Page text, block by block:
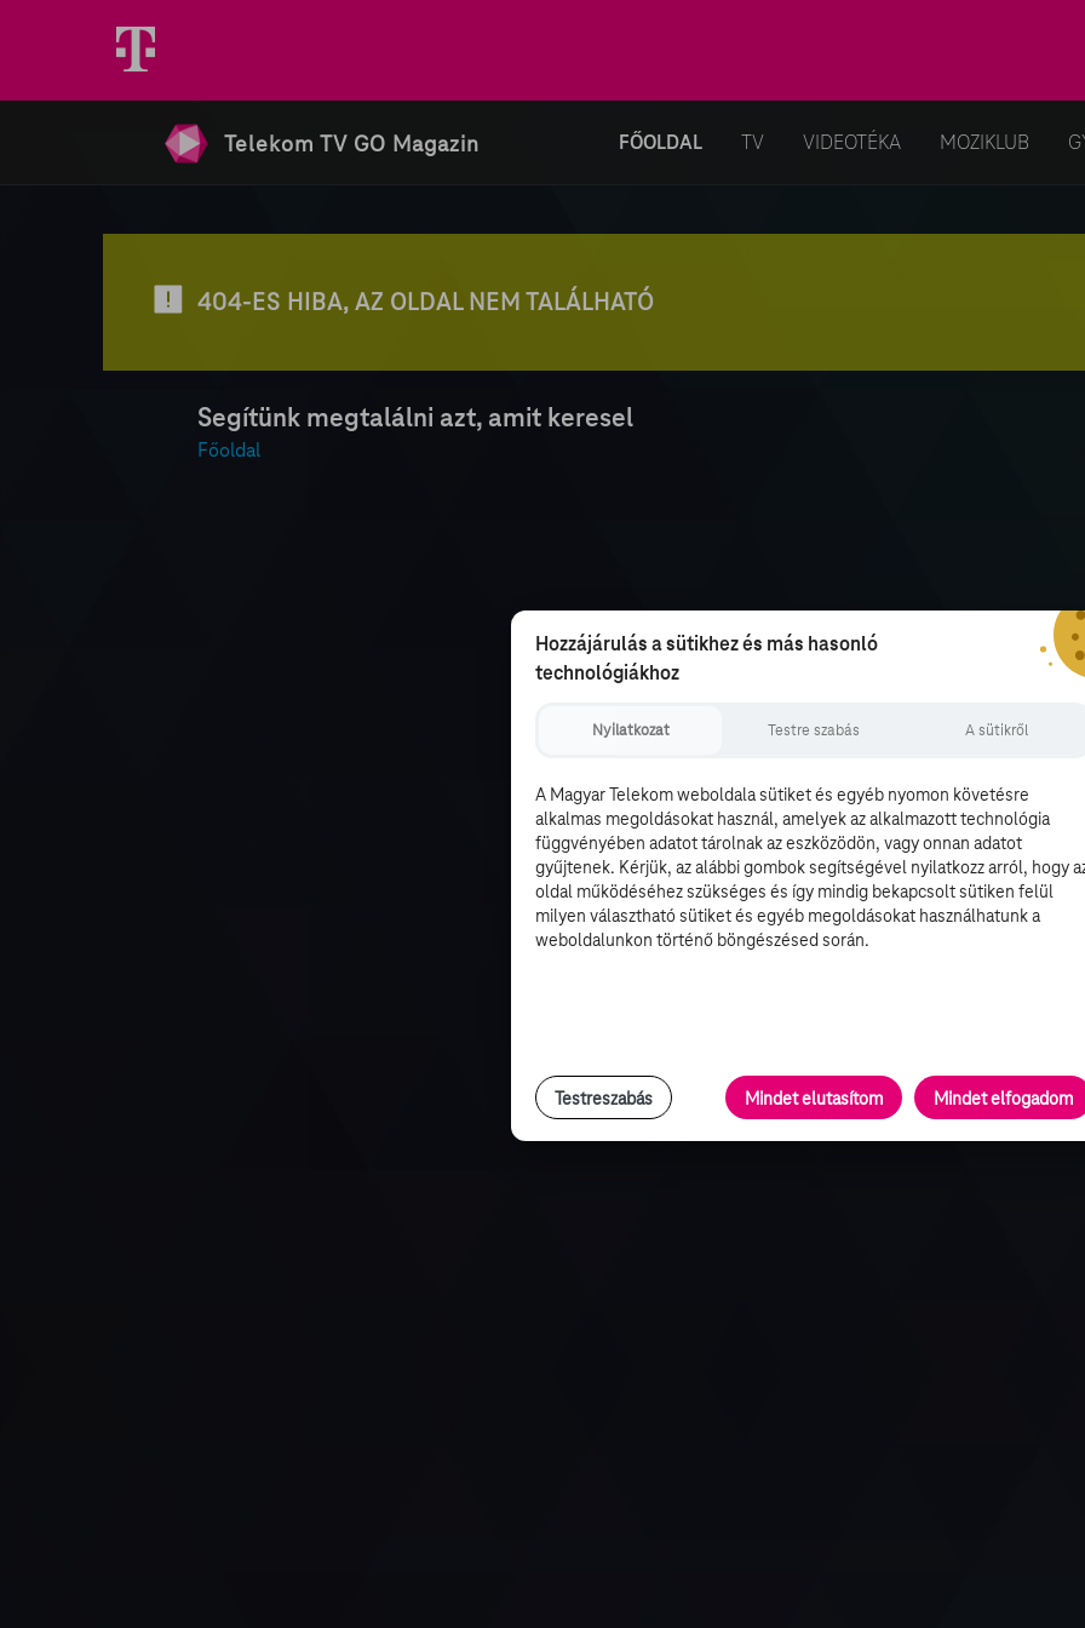
Telekom TV GO Magazin FŐOLDAL TV VIDEOTÉKA MOZIKLUB
404-ES HIBA, AZ OLDAL NEM TALÁLHATÓ
Segítünk megtalálni azt, amit keresel
Főoldal
Hozzájárulás a sütikhez és más hasonló
technológiákhoz
Nyilatkozat Testre szabás A sütikről
A Magyar Telekom weboldala sütiket és egyéb nyomon követésre
alkalmas megoldásokat használ, amelyek az alkalmazott technológia
függvényében adatot tárolnak az eszközödön, vagy onnan adatot
gyűjtenek. Kérjük, az alábbi gombok segítségével nyilatkozz arról, hogy
oldal működéséhez szükséges és így mindig bekapcsolt sütiken felül
milyen választható sütiket és egyéb megoldásokat használhatunk a
weboldalunkon történő böngészésed során.
Testreszabás Mindet elutasítom Mindet elfogadom